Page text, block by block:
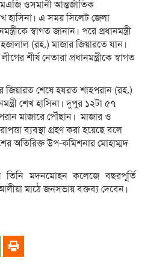
ওসমানী আন্তর্জাতিক
হাসিনা। এ সময় সিলেট জেলা
স্বাগত জানান। পরে প্রধানমন্ত্রী
(রহ.) মাজার জিয়ারতে যান।
শীর্ষ নেতারা প্রধানমন্ত্রীকে স্বাগত
শেষে হযরত শাহপরান (রহ.)
শেখ হাসিনা। দুপুর ১২টা ৫৭
মাজারে পৌঁছান। মাজার ও
ব্যবস্থা গ্রহণ করা হয়েছে বলে
অতিরিক্ত উপ-কমিশনার মোহাম্মদ
তিনি মদনমোহন কলেজে বছরপূর্তি
মাঠে জনসভায় বক্তব্য দেবেন।